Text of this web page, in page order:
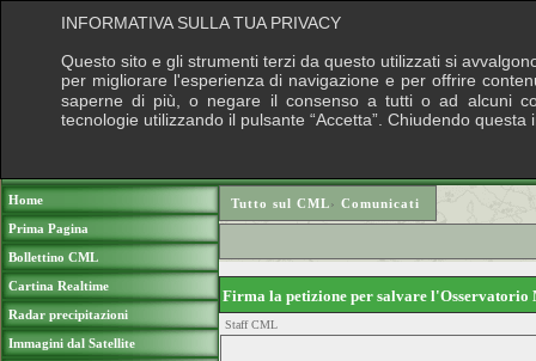
Home
Prima Pagina
Bollettino CML
Cartina Realtime
Radar precipitazioni
Immagini dal Satellite
Tutto sul CML› Comunicati
Firma la petizione per salvare
Staff CML
INFORMATIVA SULLA TUA PRIVACY
Questo sito e gli strumenti terzi da questo utilizzati si
per migliorare l'esperienza di navigazione e per offrire
saperne di più, o negare il consenso a tutti o ad alcuni
tecnologie utilizzando il pulsante “Accetta”. Chiudendo